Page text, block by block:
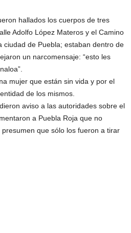
hallados los cuerpos de tres
Adolfo López Materos y el Camino
ciudad de Puebla; estaban dentro de
un narcomensaje: “esto les
mujer que están sin vida y por el
de los mismos.
aviso a las autoridades sobre el
a Puebla Roja que no
que sólo los fueron a tirar